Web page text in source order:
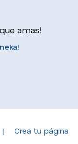
amas!
|
Crea tu página